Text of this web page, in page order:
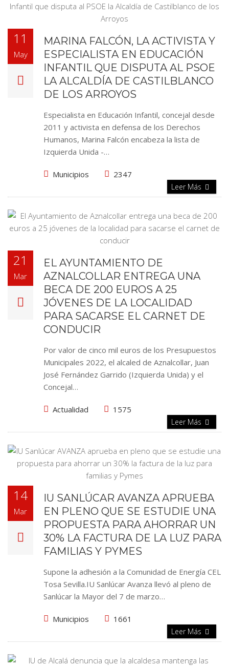
11
May
MARINA FALCÓN, LA ACTIVISTA Y
ESPECIALISTA EN EDUCACIÓN
INFANTIL QUE DISPUTA AL PSOE
LA ALCALDÍA DE CASTILBLANCO
DE LOS ARROYOS
Especialista en Educación Infantil, concejal desde
2011 y activista en defensa de los Derechos
Humanos, Marina Falcón encabeza la lista de
Izquierda Unida -…
Municipios 2347
Leer Más
21
Mar
EL AYUNTAMIENTO DE
AZNALCOLLAR ENTREGA UNA
BECA DE 200 EUROS A 25
JÓVENES DE LA LOCALIDAD
PARA SACARSE EL CARNET DE
CONDUCIR
Por valor de cinco mil euros de los Presupuestos
Municipales 2022, el alcaled de Aznalcollar, Juan
José Fernández Garrido (Izquierda Unida) y el
Concejal…
Actualidad 1575
Leer Más
14
Mar
IU SANLÚCAR AVANZA APRUEBA
EN PLENO QUE SE ESTUDIE UNA
PROPUESTA PARA AHORRAR UN
30% LA FACTURA DE LA LUZ PARA
FAMILIAS Y PYMES
Supone la adhesión a la Comunidad de Energía CEL
Tosa Sevilla.IU Sanlúcar Avanza llevó al pleno de
Sanlúcar la Mayor del 7 de marzo…
Municipios 1661
Leer Más